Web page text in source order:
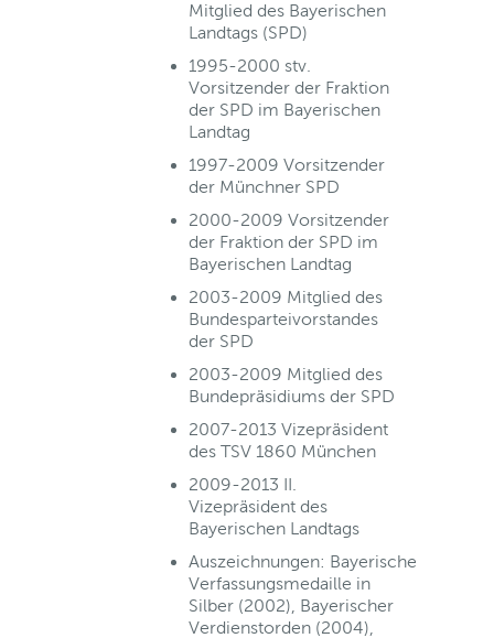
Mitglied des Bayerischen
Landtags (SPD)
1995-2000 stv.
Vorsitzender der Fraktion
der SPD im Bayerischen
Landtag
1997-2009 Vorsitzender
der Münchner SPD
2000-2009 Vorsitzender
der Fraktion der SPD im
Bayerischen Landtag
2003-2009 Mitglied des
Bundesparteivorstandes
der SPD
2003-2009 Mitglied des
Bundepräsidiums der SPD
2007-2013 Vizepräsident
des TSV 1860 München
2009-2013 II.
Vizepräsident des
Bayerischen Landtags
Auszeichnungen: Bayerische
Verfassungsmedaille in
Silber (2002), Bayerischer
Verdienstorden (2004),